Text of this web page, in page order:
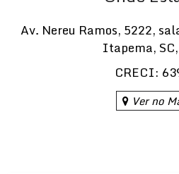
Av. Nereu Ramos, 5222,
Itapema, SC,
CRECI:
Ver no